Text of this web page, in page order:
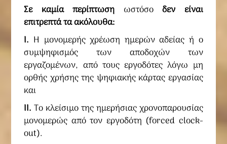
Σε καμία περίπτωση ωστόσοδεν είναι
επιτρεπτά τα ακόλουθα:
I. Η μονομερής χρέωση ημερών αδείας ή ο
συμψηφισμός των αποδοχών των
εργαζομένων, από τους εργοδότες λόγω μη
ορθής χρήσης της ψηφιακής κάρτας εργασίας
και
II.Το κλείσιμο της ημερήσιας χρονοπαρουσίας
μονομερώς από τον εργοδότη (forced clock-
out).